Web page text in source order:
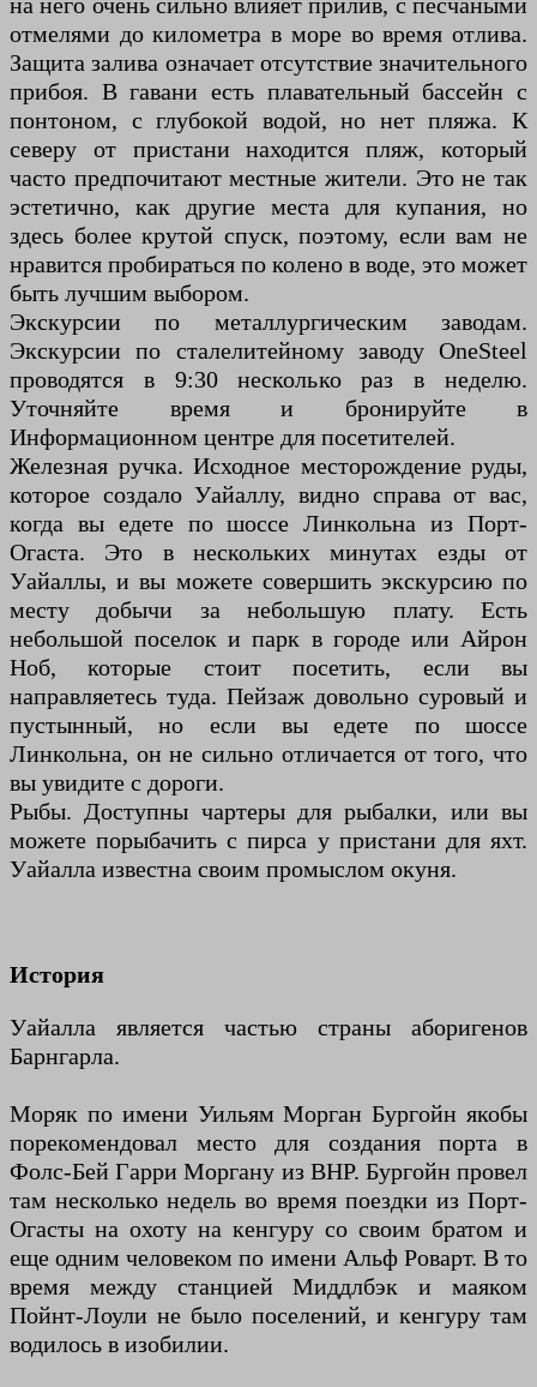
отмелями до километра в море во время отлива.
Защита залива означает отсутствие значительного
прибоя. В гавани есть плавательный бассейн с
понтоном, с глубокой водой, но нет пляжа. К
северу от пристани находится пляж, который
часто предпочитают местные жители. Это не так
эстетично, как другие места для купания, но
здесь более крутой спуск, поэтому, если вам не
нравится пробираться по колено в воде, это может
быть лучшим выбором.
Экскурсии по металлургическим заводам.
Экскурсии по сталелитейному заводу OneSteel
проводятся в 9:30 несколько раз в неделю.
Уточняйте время и бронируйте в
Информационном центре для посетителей.
Железная ручка. Исходное месторождение руды,
которое создало Уайаллу, видно справа от вас,
когда вы едете по шоссе Линкольна из Порт-
Огаста. Это в нескольких минутах езды от
Уайаллы, и вы можете совершить экскурсию по
месту добычи за небольшую плату. Есть
небольшой поселок и парк в городе или Айрон
Ноб, которые стоит посетить, если вы
направляетесь туда. Пейзаж довольно суровый и
пустынный, но если вы едете по шоссе
Линкольна, он не сильно отличается от того, что
вы увидите с дороги.
Рыбы. Доступны чартеры для рыбалки, или вы
можете порыбачить с пирса у пристани для яхт.
Уайалла известна своим промыслом окуня.
История
Уайалла является частью страны аборигенов
Барнгарла.
Моряк по имени Уильям Морган Бургойн якобы
порекомендовал место для создания порта в
Фолс-Бей Гарри Моргану из BHP. Бургойн провел
там несколько недель во время поездки из Порт-
Огасты на охоту на кенгуру со своим братом и
еще одним человеком по имени Альф Роварт. В то
время между станцией Миддлбэк и маяком
Пойнт-Лоули не было поселений, и кенгуру там
водилось в изобилии.